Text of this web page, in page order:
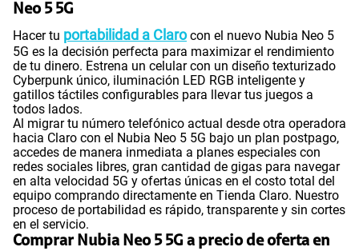
Neo 5 5G
Hacer tu portabilidad a Clarocon el nuevo Nubia Neo 5
5G es la decisión perfecta para maximizar el rendimiento
de tu dinero. Estrena un celular con un diseño texturizado
Cyberpunk único, iluminación LED RGB inteligente y
gatillos táctiles configurables para llevar tus juegos a
todos lados.
Al migrar tu número telefónico actual desde otra operadora
hacia Claro con el Nubia Neo 5 5G bajo un plan postpago,
accedes de manera inmediata a planes especiales con
redes sociales libres, gran cantidad de gigas para navegar
en alta velocidad 5G y ofertas únicas en el costo total del
equipo comprando directamente en Tienda Claro. Nuestro
proceso de portabilidad es rápido, transparente y sin cortes
en el servicio.
Comprar Nubia Neo 5 5G a precio de oferta en